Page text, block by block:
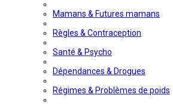
Mamans & Futures mamans
Règles & Contraception
Santé & Psycho
Dépendances & Drogues
Régimes & Problèmes de poids